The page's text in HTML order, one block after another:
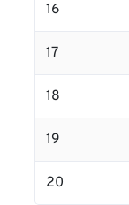
16
17
18
19
20